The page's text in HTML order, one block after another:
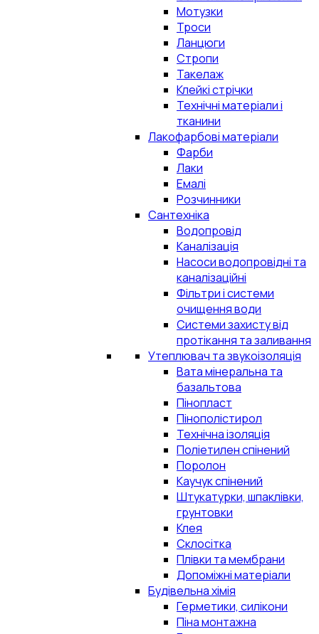
Мотузки
Троси
Ланцюги
Стропи
Такелаж
Клейкі стрічки
Технічні матеріали і
тканини
Лакофарбові матеріали
Фарби
Лаки
Емалі
Розчинники
Сантехніка
Водопровід
Каналізація
Насоси водопровідні та
каналізаційні
Фільтри і системи
очищення води
Системи захисту від
протікання та заливання
Утеплювач та звукоізоляція
Вата мінеральна та
базальтова
Пінопласт
Пінополістирол
Технічна ізоляція
Поліетилен спінений
Поролон
Каучук спінений
Штукатурки, шпаклівки,
грунтовки
Клея
Склосітка
Плівки та мембрани
Допоміжні матеріали
Будівельна хімія
Герметики, силікони
Піна монтажна